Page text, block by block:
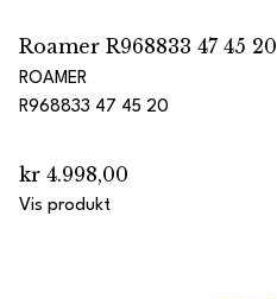
Roamer R968833 47 45 20
ROAMER
R968833 47 45 20
kr 4.998,00
Vis produkt